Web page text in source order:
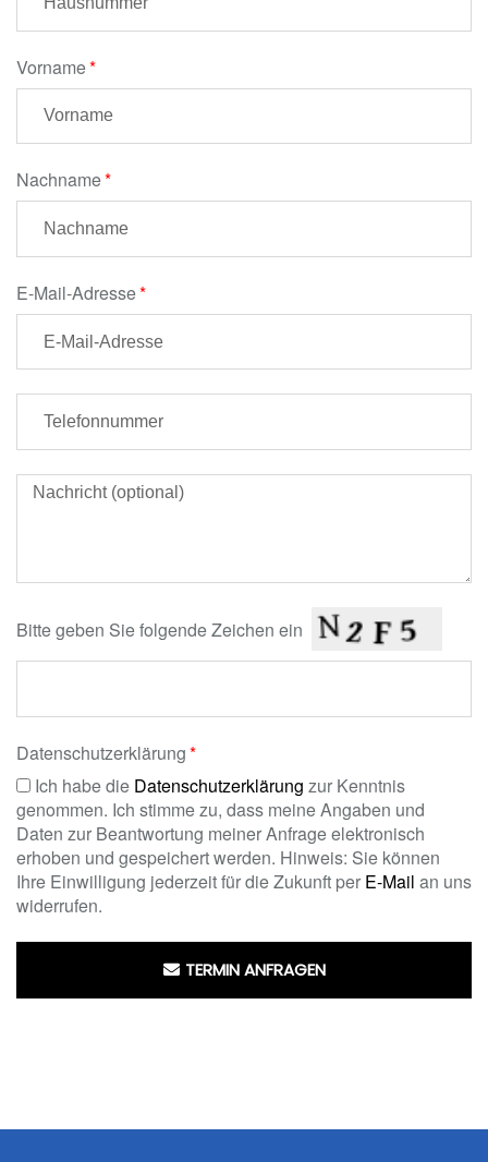
Vorname
Nachname
E-Mail-Adresse
Bitte geben Sie folgende Zeichen ein
Datenschutzerklärung
Ich habe die Datenschutzerklärung zur Kenntnis
genommen. Ich stimme zu, dass meine Angaben und
Daten zur Beantwortung meiner Anfrage elektronisch
erhoben und gespeichert werden. Hinweis: Sie können
Ihre Einwilligung jederzeit für die Zukunft per E-Mail an uns
widerrufen.
TERMIN ANFRAGEN